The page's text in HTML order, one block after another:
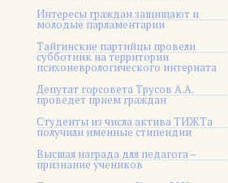
Интересы граждан защищают и
молодые парламентарии
Тайгинские партийцы провели
субботник на территории
психоневрологического интерната
Депутат горсовета Трусов А.А.
проведет прием граждан
Студенты из числа актива ТИЖТа
получили именные стипендии
Высшая награда для педагога –
признание учеников